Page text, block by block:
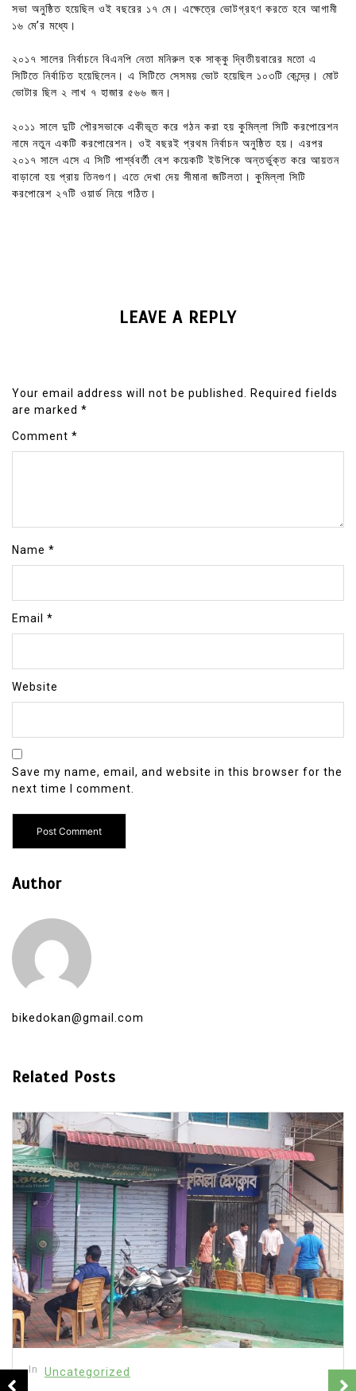
সভা অনুষ্ঠিত হয়েছিল ওই বছরের ১৭ মে। এক্ষেত্রে ভোটগ্রহণ করতে হবে আগামী
১৬ মে’র মধ্যে।
২০১৭ সালের নির্বাচনে বিএনপি নেতা মনিরুল হক সাক্কু দ্বিতীয়বারের মতো এ
সিটিতে নির্বাচিত হয়েছিলেন। এ সিটিতে সেসময় ভোট হয়েছিল ১০৩টি কেন্দ্রে। মোট
ভোটার ছিল ২ লাখ ৭ হাজার ৫৬৬ জন।
২০১১ সালে দুটি পৌরসভাকে একীভূত করে গঠন করা হয় কুমিল্লা সিটি করপোরেশন
নামে নতুন একটি করপোরেশন। ওই বছরই প্রথম নির্বাচন অনুষ্ঠিত হয়। এরপর
২০১৭ সালে এসে এ সিটি পার্শ্ববর্তী বেশ কয়েকটি ইউপিকে অন্তর্ভুক্ত করে আয়তন
বাড়ানো হয় প্রায় তিনগুণ। এতে দেখা দেয় সীমানা জটিলতা। কুমিল্লা সিটি
করপোরেশ ২৭টি ওয়ার্ড নিয়ে গঠিত।
LEAVE A REPLY
Your email address will not be published. Required fields
are marked *
Comment *
Name *
Email *
Website
Save my name, email, and website in this browser for the
next time I comment.
Author
bikedokan@gmail.com
Related Posts
In Uncategorized